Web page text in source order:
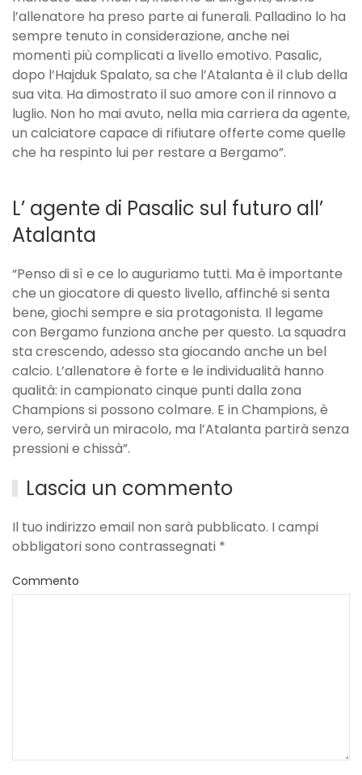
l’allenatore ha preso parte ai funerali. Palladino lo ha
sempre tenuto in considerazione, anche nei
momenti più complicati a livello emotivo. Pasalic,
dopo l’Hajduk Spalato, sa che l’Atalanta è il club della
sua vita. Ha dimostrato il suo amore con il rinnovo a
luglio. Non ho mai avuto, nella mia carriera da agente,
un calciatore capace di rifiutare offerte come quelle
che ha respinto lui per restare a Bergamo”.
L’ agente di Pasalic sul futuro all’
Atalanta
“Penso di sì e ce lo auguriamo tutti. Ma è importante
che un giocatore di questo livello, affinché si senta
bene, giochi sempre e sia protagonista. Il legame
con Bergamo funziona anche per questo. La squadra
sta crescendo, adesso sta giocando anche un bel
calcio. L’allenatore è forte e le individualità hanno
qualità: in campionato cinque punti dalla zona
Champions si possono colmare. E in Champions, è
vero, servirà un miracolo, ma l’Atalanta partirà senza
pressioni e chissà”.
Lascia un commento
Il tuo indirizzo email non sarà pubblicato. I campi
obbligatori sono contrassegnati *
Commento